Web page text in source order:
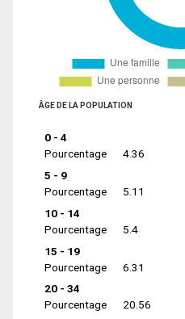
ÂGE DE LA POPULATION
0 - 4
Pourcentage
4.36
5 - 9
Pourcentage
5.11
10 - 14
Pourcentage
5.4
15 - 19
Pourcentage
6.31
20 - 34
Pourcentage
20.56